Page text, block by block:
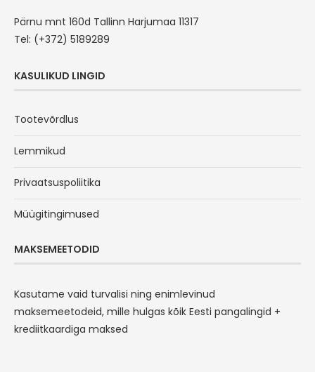
Pärnu mnt 160d Tallinn Harjumaa 11317
Tel: (+372) 5189289
KASULIKUD LINGID
Tootevõrdlus
Lemmikud
Privaatsuspoliitika
Müügitingimused
MAKSEMEETODID
Kasutame vaid turvalisi ning enimlevinud
maksemeetodeid, mille hulgas kõik Eesti pangalingid +
krediitkaardiga maksed